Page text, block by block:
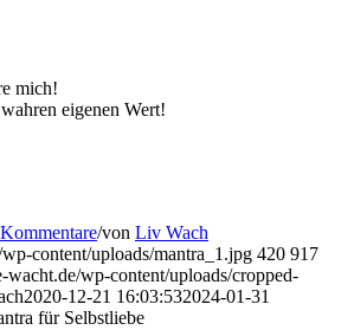
mich!
eigenen Wert!
/von Liv Wach
content/uploads/mantra_1.jpg 420 917
wacht.de/wp-content/uploads/cropped-
2020-12-21 16:03:532024-01-31
für Selbstliebe